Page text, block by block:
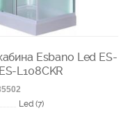
Esbano Led ES-
L108CKR
Led (7)